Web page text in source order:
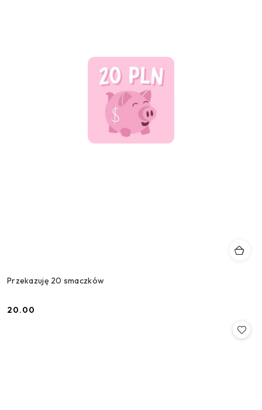
Przekazuję 20 smaczków
Cena:
20.00